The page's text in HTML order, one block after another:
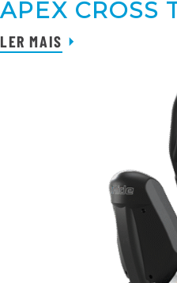
APEX CROSS
LER MAIS